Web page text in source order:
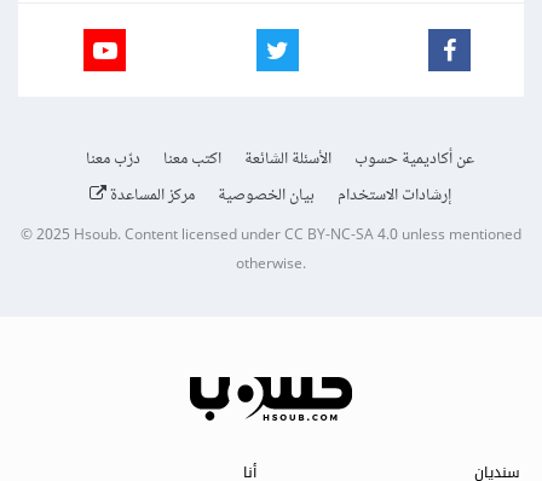
عن أكاديمية حسوب الأسئلة الشائعة اكتب معنا
درّب معنا
إرشادات الاستخدام
بيان الخصوصية مركز المساعدة
© 2025Hsoub.Content licensed underCC BY-NC-SA 4.0unless mentioned
otherwise.